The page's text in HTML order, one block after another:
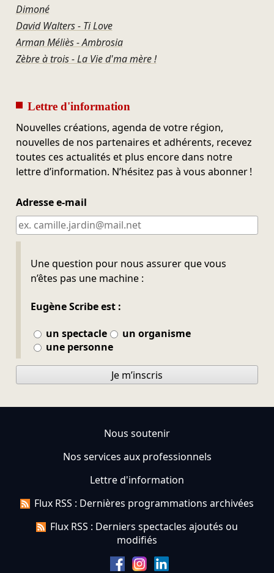
Dimoné
David Walters - Ti Love
Arman Méliès - Ambrosia
Zèbre à trois - La Vie d'ma mère !
Lettre d'information
Nouvelles créations, agenda de votre région,
nouvelles de nos partenaires et adhérents, recevez
toutes ces actualités et plus encore dans notre
lettre d’information. N’hésitez pas à vous abonner !
Adresse e-mail
Une question pour nous assurer que vous
n’êtes pas une machine :
Eugène Scribe est :
un spectacle
un organisme
une personne
Ne pas remplir
Je m’inscris
Nous soutenir
Nos services aux professionnels
Lettre d'information
Flux RSS : Dernières programmations archivées
Flux RSS : Derniers spectacles ajoutés ou
modifiés